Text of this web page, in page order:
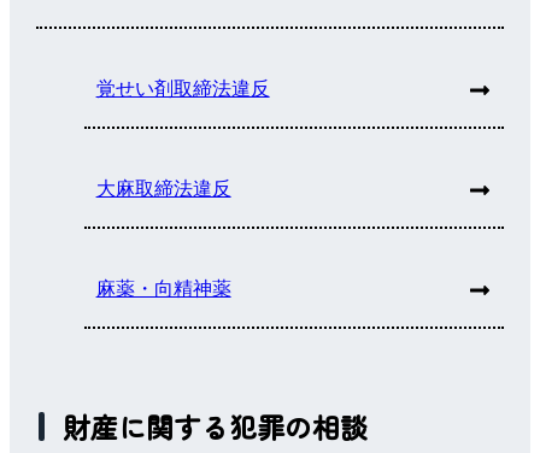
覚せい剤取締法違反
大麻取締法違反
麻薬・向精神薬
財産に関する犯罪の相談